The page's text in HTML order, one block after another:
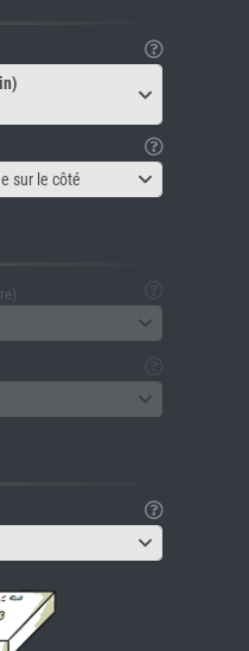
sur le côté